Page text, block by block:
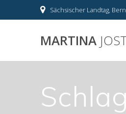
to
Sächsischer Landtag,
MARTINA